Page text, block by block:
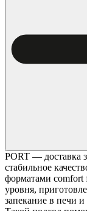
PORT — доставка
стабильное
форматами comfort
уровня,
запекание в печи